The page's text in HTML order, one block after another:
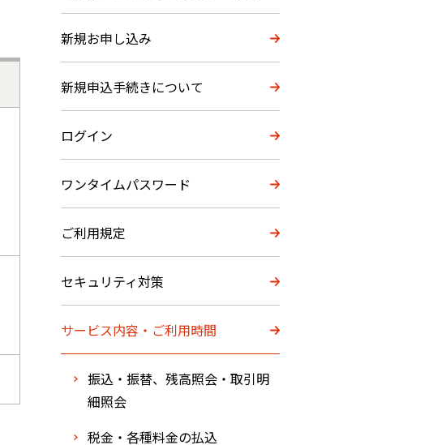
新規お申し込み
新規申込手続きについて
ログイン
ワンタイムパスワード
ご利用規定
セキュリティ対策
サービス内容・ご利用時間
振込・振替、残高照会・取引明
細照会
税金・各種料金の払込